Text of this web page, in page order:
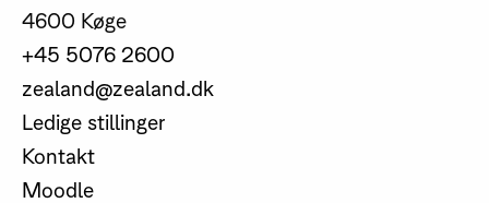
4600 Køge
+45 5076 2600
zealand@zealand.dk
Ledige stillinger
Kontakt
Moodle